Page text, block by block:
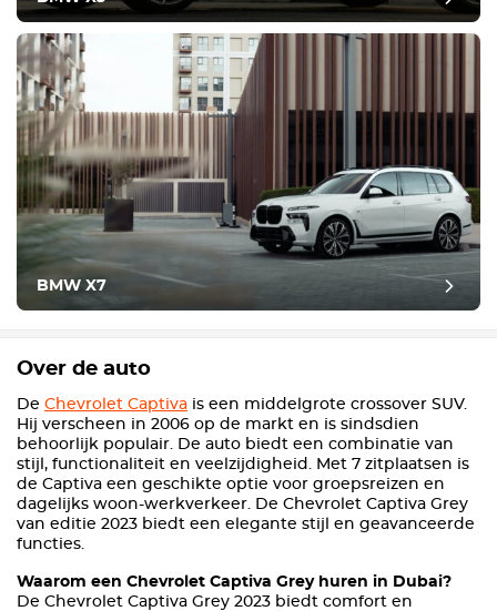
BMW X7
Over de auto
De Chevrolet Captiva is een middelgrote crossover SUV.
Hij verscheen in 2006 op de markt en is sindsdien
behoorlijk populair. De auto biedt een combinatie van
stijl, functionaliteit en veelzijdigheid. Met 7 zitplaatsen is
de Captiva een geschikte optie voor groepsreizen en
dagelijks woon-werkverkeer. De Chevrolet Captiva Grey
van editie 2023 biedt een elegante stijl en geavanceerde
functies.
Waarom een Chevrolet Captiva Grey huren in Dubai?
De Chevrolet Captiva Grey 2023 biedt comfort en